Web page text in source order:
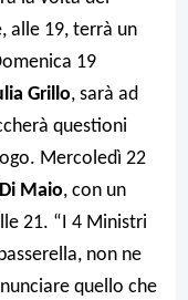
alle 19, terrà un
19
Grillo, sarà ad
questioni
Mercoledì 22
Maio, con un
21. “I 4 Ministri
non ne
quello che